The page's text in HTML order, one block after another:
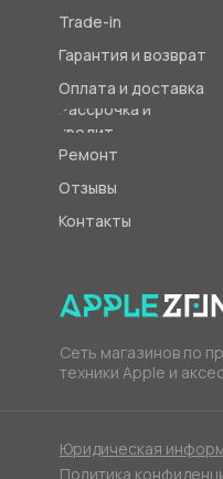
Trade-in
Сеть магазинов по
техники Apple и
Гарантия и возврат
Оплата и доставка
Рассрочка и
кредит
Ремонт
Отзывы
Контакты
Юридическая
Политика